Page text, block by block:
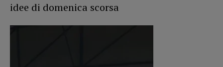
idee di domenica scorsa